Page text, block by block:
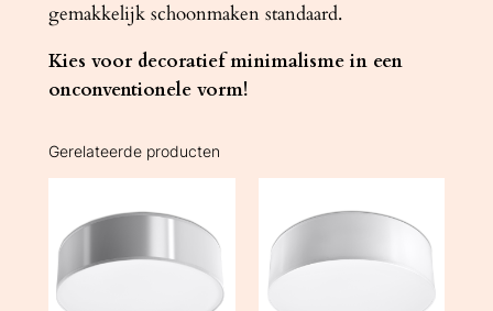
gemakkelijk schoonmaken standaard.
Kies voor decoratief minimalisme in een
onconventionele vorm!
Gerelateerde producten